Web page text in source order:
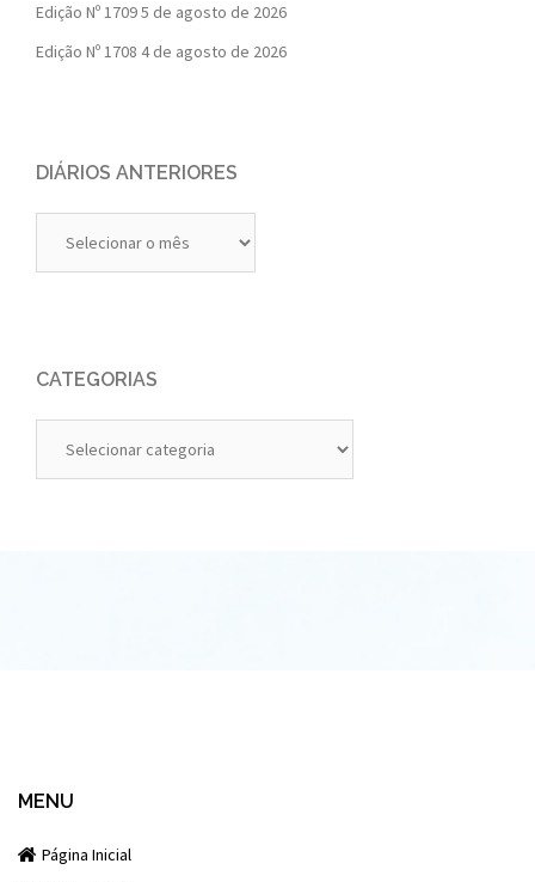
Edição Nº 17095 de agosto de 2026
Edição Nº 1708 4 de agosto de 2026
DIÁRIOS ANTERIORES
Anteriores
CATEGORIAS
MENU
Página Inicial